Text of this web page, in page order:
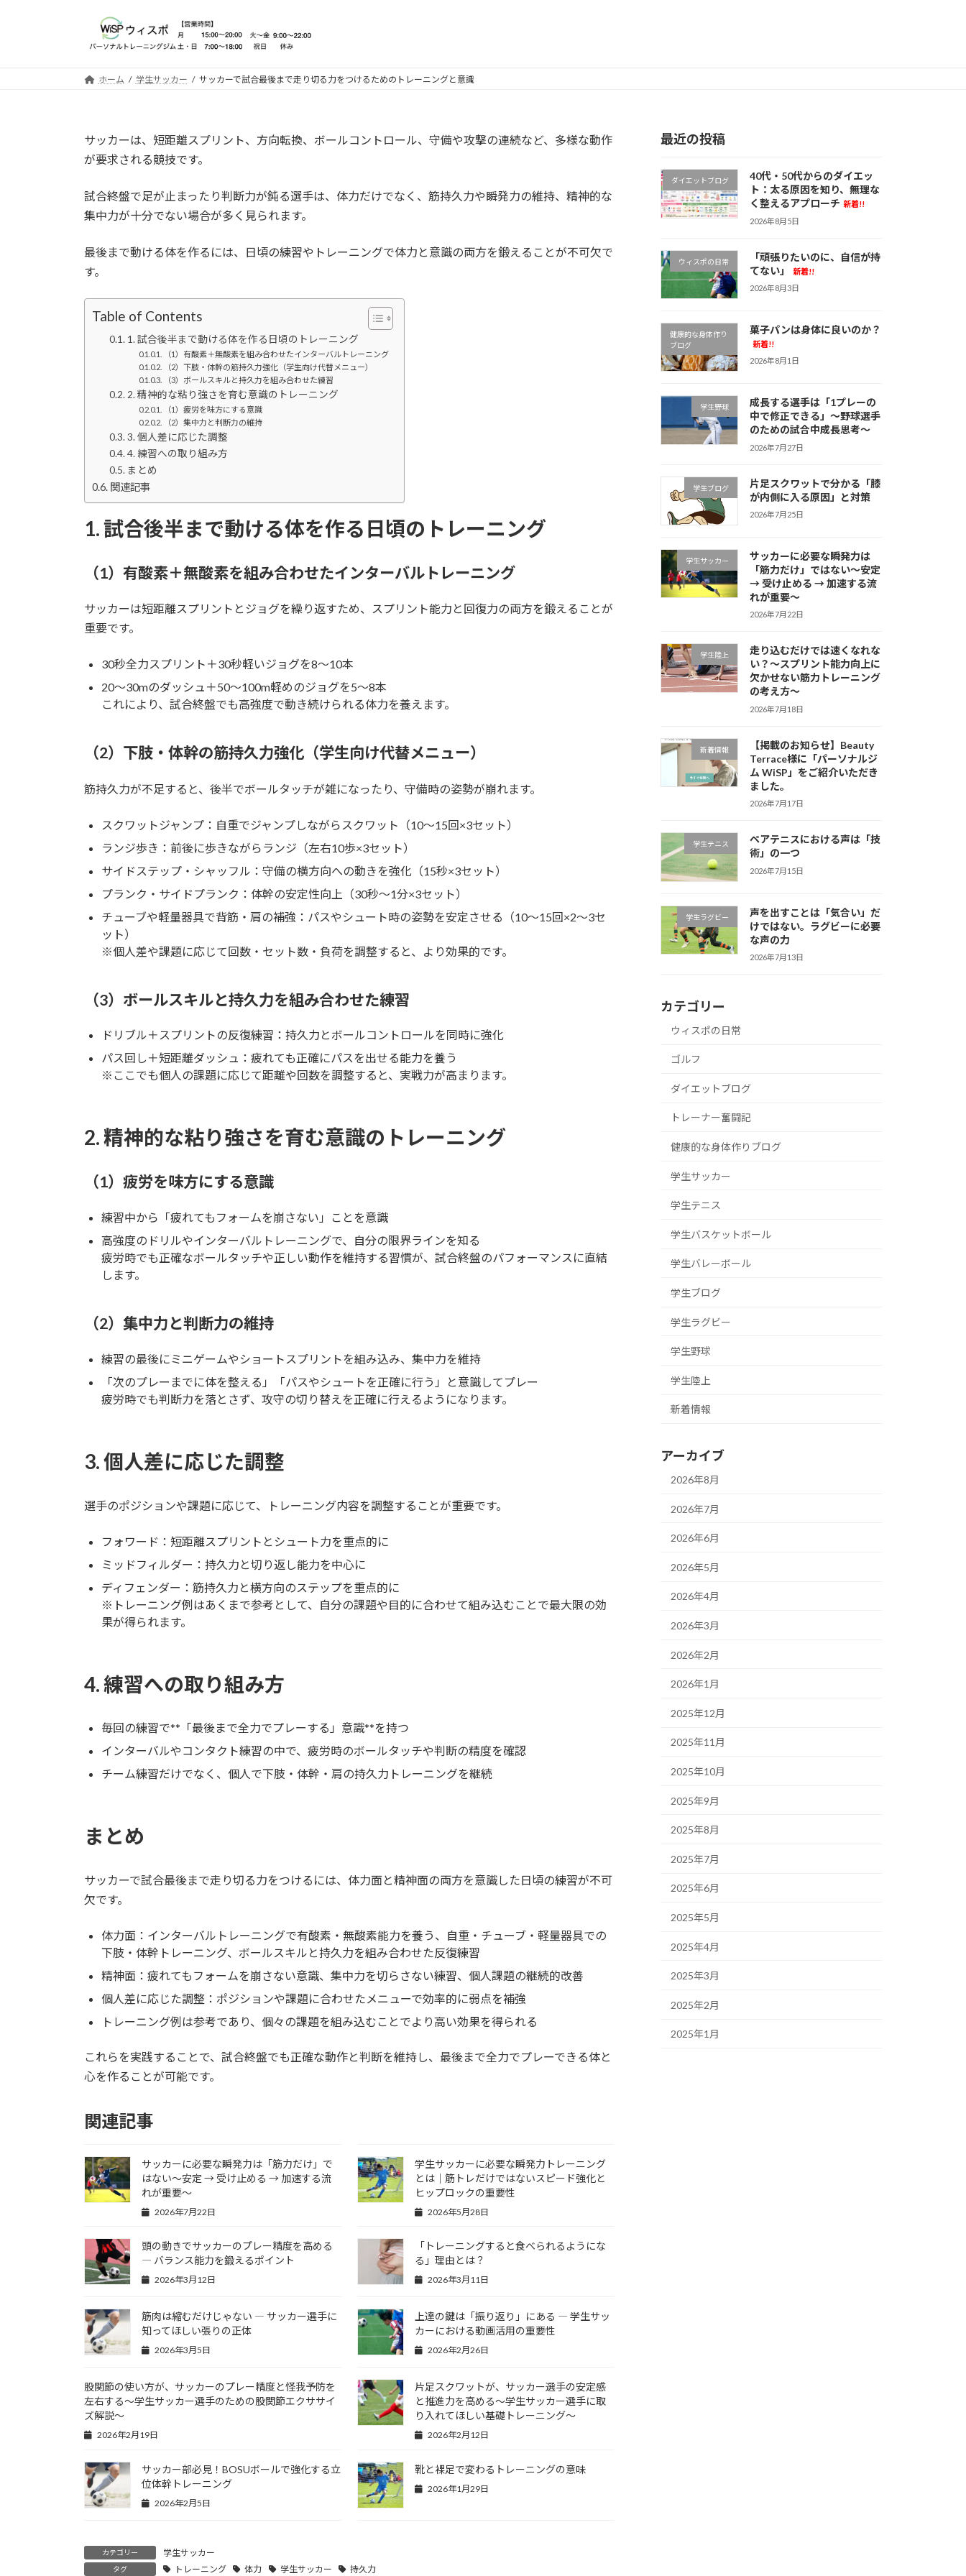
ホーム 学生サッカー サッカーで試合最後まで走り切る力をつけるためのトレーニングと意識
サッカーは、短距離スプリント、方向転換、ボールコントロール、守備や攻撃の連続など、多様な動作
が要求される競技です。
試合終盤で足が止まったり判断力が鈍る選手は、体力だけでなく、筋持久力や瞬発力の維持、精神的な
集中力が十分でない場合が多く見られます。
最後まで動ける体を作るには、日頃の練習やトレーニングで体力と意識の両方を鍛えることが不可欠で
す。
Table of Contents
1. 試合後半まで動ける体を作る日頃のトレーニング
（1）有酸素＋無酸素を組み合わせたインターバルトレーニング
（2）下肢・体幹の筋持久力強化（学生向け代替メニュー）
（3）ボールスキルと持久力を組み合わせた練習
2. 精神的な粘り強さを育む意識のトレーニング
（1）疲労を味方にする意識
（2）集中力と判断力の維持
3. 個人差に応じた調整
4. 練習への取り組み方
まとめ
関連記事
1. 試合後半まで動ける体を作る日頃のトレーニング
（1）有酸素＋無酸素を組み合わせたインターバルトレーニング
サッカーは短距離スプリントとジョグを繰り返すため、スプリント能力と回復力の両方を鍛えることが
重要です。
30秒全力スプリント＋30秒軽いジョグを8〜10本
20〜30mのダッシュ＋50〜100m軽めのジョグを5〜8本
これにより、試合終盤でも高強度で動き続けられる体力を養えます。
（2）下肢・体幹の筋持久力強化（学生向け代替メニュー）
筋持久力が不足すると、後半でボールタッチが雑になったり、守備時の姿勢が崩れます。
スクワットジャンプ：自重でジャンプしながらスクワット（10〜15回×3セット）
ランジ歩き：前後に歩きながらランジ（左右10歩×3セット）
サイドステップ・シャッフル：守備の横方向への動きを強化（15秒×3セット）
プランク・サイドプランク：体幹の安定性向上（30秒〜1分×3セット）
チューブや軽量器具で背筋・肩の補強：パスやシュート時の姿勢を安定させる（10〜15回×2〜3セ
ット）
※個人差や課題に応じて回数・セット数・負荷を調整すると、より効果的です。
（3）ボールスキルと持久力を組み合わせた練習
ドリブル＋スプリントの反復練習：持久力とボールコントロールを同時に強化
パス回し＋短距離ダッシュ：疲れても正確にパスを出せる能力を養う
※ここでも個人の課題に応じて距離や回数を調整すると、実戦力が高まります。
2. 精神的な粘り強さを育む意識のトレーニング
（1）疲労を味方にする意識
練習中から「疲れてもフォームを崩さない」ことを意識
高強度のドリルやインターバルトレーニングで、自分の限界ラインを知る
疲労時でも正確なボールタッチや正しい動作を維持する習慣が、試合終盤のパフォーマンスに直結
します。
（2）集中力と判断力の維持
練習の最後にミニゲームやショートスプリントを組み込み、集中力を維持
「次のプレーまでに体を整える」「パスやシュートを正確に行う」と意識してプレー
疲労時でも判断力を落とさず、攻守の切り替えを正確に行えるようになります。
3. 個人差に応じた調整
選手のポジションや課題に応じて、トレーニング内容を調整することが重要です。
フォワード：短距離スプリントとシュート力を重点的に
ミッドフィルダー：持久力と切り返し能力を中心に
ディフェンダー：筋持久力と横方向のステップを重点的に
※トレーニング例はあくまで参考として、自分の課題や目的に合わせて組み込むことで最大限の効
果が得られます。
4. 練習への取り組み方
毎回の練習で**「最後まで全力でプレーする」意識**を持つ
インターバルやコンタクト練習の中で、疲労時のボールタッチや判断の精度を確認
チーム練習だけでなく、個人で下肢・体幹・肩の持久力トレーニングを継続
まとめ
サッカーで試合最後まで走り切る力をつけるには、体力面と精神面の両方を意識した日頃の練習が不可
欠です。
体力面：インターバルトレーニングで有酸素・無酸素能力を養う、自重・チューブ・軽量器具での
下肢・体幹トレーニング、ボールスキルと持久力を組み合わせた反復練習
精神面：疲れてもフォームを崩さない意識、集中力を切らさない練習、個人課題の継続的改善
個人差に応じた調整：ポジションや課題に合わせたメニューで効率的に弱点を補強
トレーニング例は参考であり、個々の課題を組み込むことでより高い効果を得られる
これらを実践することで、試合終盤でも正確な動作と判断を維持し、最後まで全力でプレーできる体と
心を作ることが可能です。
関連記事
サッカーに必要な瞬発力は「筋力だけ」で
はない～安定 → 受け止める → 加速する流
れが重要～
2026年7月22日
学生サッカーに必要な瞬発力トレーニング
とは｜筋トレだけではないスピード強化と
ヒップロックの重要性
2026年5月28日
頭の動きでサッカーのプレー精度を高める
― バランス能力を鍛えるポイント
2026年3月12日
「トレーニングすると食べられるようにな
る」理由とは？
2026年3月11日
筋肉は縮むだけじゃない ― サッカー選手に
知ってほしい張りの正体
2026年3月5日
上達の鍵は「振り返り」にある ― 学生サッ
カーにおける動画活用の重要性
2026年2月26日
股関節の使い方が、サッカーのプレー精度と怪我予防を
左右する〜学生サッカー選手のための股関節エクササイ
ズ解説〜
2026年2月19日
片足スクワットが、サッカー選手の安定感
と推進力を高める〜学生サッカー選手に取
り入れてほしい基礎トレーニング〜
2026年2月12日
サッカー部必見！BOSUボールで強化する立
位体幹トレーニング
2026年2月5日
靴と裸足で変わるトレーニングの意味
2026年1月29日
カテゴリー 学生サッカー
タグ トレーニング 体力 学生サッカー 持久力
最近の投稿
ダイエットブログ
40代・50代からのダイエッ
ト：太る原因を知り、無理な
く整えるアプローチ 新着!!
2026年8月5日
ウィスポの日常
「頑張りたいのに、自信が持
てない」
新着!!
2026年8月3日
健康的な身体作り
ブログ
菓子パンは身体に良いのか？
新着!!
2026年8月1日
学生野球
成長する選手は「1プレーの
中で修正できる」～野球選手
のための試合中成長思考～
2026年7月27日
学生ブログ
片足スクワットで分かる「膝
が内側に入る原因」と対策
2026年7月25日
学生サッカー
サッカーに必要な瞬発力は
「筋力だけ」ではない～安定
→ 受け止める → 加速する流
れが重要～
2026年7月22日
学生陸上
走り込むだけでは速くなれな
い？～スプリント能力向上に
欠かせない筋力トレーニング
の考え方～
2026年7月18日
新着情報
【掲載のお知らせ】Beauty
Terrace様に「パーソナルジ
ム WiSP」をご紹介いただき
ました。
2026年7月17日
学生テニス
ペアテニスにおける声は「技
術」の一つ
2026年7月15日
学生ラグビー
声を出すことは「気合い」だ
けではない。ラグビーに必要
な声の力
2026年7月13日
カテゴリー
ウィスポの日常
ゴルフ
ダイエットブログ
トレーナー奮闘記
健康的な身体作りブログ
学生サッカー
学生テニス
学生バスケットボール
学生バレーボール
学生ブログ
学生ラグビー
学生野球
学生陸上
新着情報
アーカイブ
2026年8月
2026年7月
2026年6月
2026年5月
2026年4月
2026年3月
2026年2月
2026年1月
2025年12月
2025年11月
2025年10月
2025年9月
2025年8月
2025年7月
2025年6月
2025年5月
2025年4月
2025年3月
2025年2月
2025年1月